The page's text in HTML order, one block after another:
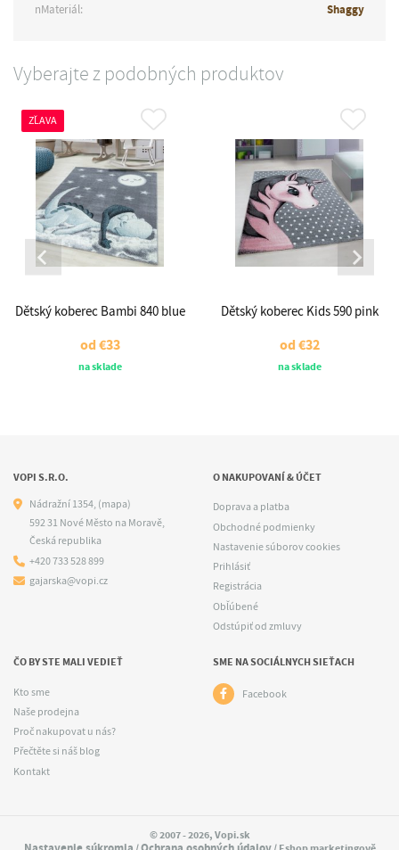
nMateriál:
Shaggy
Vyberajte z podobných produktov
ZĽAVA
Dětský koberec Bambi 840 blue
od€33
na sklade
Dětský koberec Kids 590 pink
od€32
na sklade
VOPI S.R.O.
Nádražní 1354,(mapa)
592 31 Nové Město na Moravě,
Česká republika
+420 733 528 899
gajarska@vopi.cz
O NAKUPOVANÍ & ÚČET
Doprava a platba
Obchodné podmienky
Nastavenie súborov cookies
Prihlásiť
Registrácia
Obľúbené
Odstúpiť od zmluvy
ČO BY STE MALI VEDIEŤ
Kto sme
Naše prodejna
Proč nakupovat u nás?
Přečtěte si náš blog
Kontakt
SME NA SOCIÁLNYCH SIEŤACH
Facebook
© 2007 - 2026, Vopi.sk